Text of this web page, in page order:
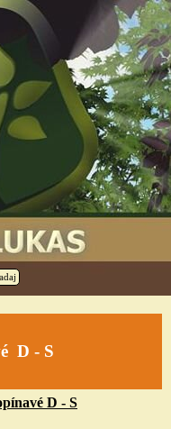
D - S
D - S